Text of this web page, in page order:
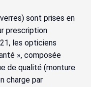
sont prises en
prescription
les opticiens
», composée
de qualité (monture
charge par